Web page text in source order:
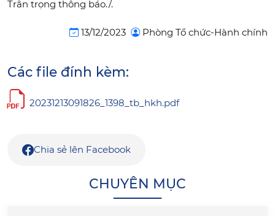
Trân trọng thông báo./.
13/12/2023 Phòng Tổ chức-Hành chính
Các file đính kèm:
20231213091826_1398_tb_hkh.pdf
Chia sẻ lên Facebook
CHUYÊN MỤC